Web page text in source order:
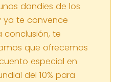
dandies de los
ya te convence
conclusión, te
que ofrecemos
especial en
del 10% para